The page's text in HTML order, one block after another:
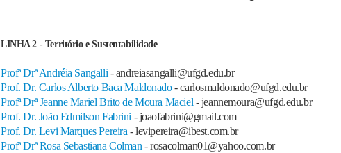
LINHA 2 - Território e Sustentabilidade
Profª Drª Andréia Sangalli - andreiasangalli@ufgd.edu.br
Prof. Dr. Carlos Alberto Baca Maldonado- carlosmaldonado@ufgd.edu.br
Profª Drª Jeanne Mariel Brito de Moura Maciel - jeannemoura@ufgd.edu.br
Prof. Dr. João Edmilson Fabrini - joaofabrini@gmail.com
Prof. Dr. Levi Marques Pereira - levipereira@ibest.com.br
Profª Drª Rosa Sebastiana Colman - rosacolman01@yahoo.com.br